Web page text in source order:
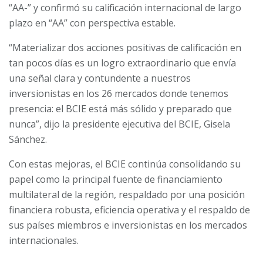
“AA-” y confirmó su calificación internacional de largo
plazo en “AA” con perspectiva estable.
“Materializar dos acciones positivas de calificación en
tan pocos días es un logro extraordinario que envía
una señal clara y contundente a nuestros
inversionistas en los 26 mercados donde tenemos
presencia: el BCIE está más sólido y preparado que
nunca”, dijo la presidente ejecutiva del BCIE, Gisela
Sánchez.
Con estas mejoras, el BCIE continúa consolidando su
papel como la principal fuente de financiamiento
multilateral de la región, respaldado por una posición
financiera robusta, eficiencia operativa y el respaldo de
sus países miembros e inversionistas en los mercados
internacionales.